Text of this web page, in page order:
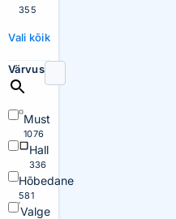
355
Vali kõik
Värvus
Must
1076
Hall
336
Hõbedane
581
Valge